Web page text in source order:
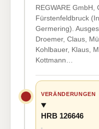
REGWARE
Fürstenfeldbruck
Germering).
Droemer, Claus,
Kohlbauer, Klaus,
Kottmann…
VERÄNDERUNGEN
HRB 126646